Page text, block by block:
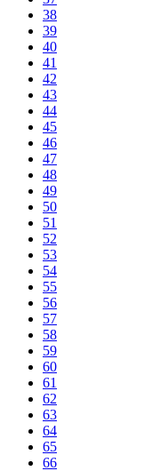
38
39
40
41
42
43
44
45
46
47
48
49
50
51
52
53
54
55
56
57
58
59
60
61
62
63
64
65
66